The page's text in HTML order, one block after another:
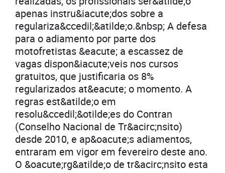
apenas instru&iacute;dos sobre a
regulariza&ccedil;&atilde;o.&nbsp; A defesa
para o adiamento por parte dos
motofretistas &eacute; a escassez de
vagas dispon&iacute;veis nos cursos
gratuitos, que justificaria os 8%
regularizados at&eacute; o momento. A
regras est&atilde;o em
resolu&ccedil;&otilde;es do Contran
(Conselho Nacional de Tr&acirc;nsito)
desde 2010, e ap&oacute;s adiamentos,
entraram em vigor em fevereiro deste ano.
O &oacute;rg&atilde;o de tr&acirc;nsito esta